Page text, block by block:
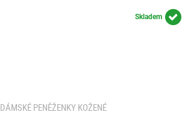
Skladem
DÁMSKÉ PENĚŽENKY KOŽENÉ